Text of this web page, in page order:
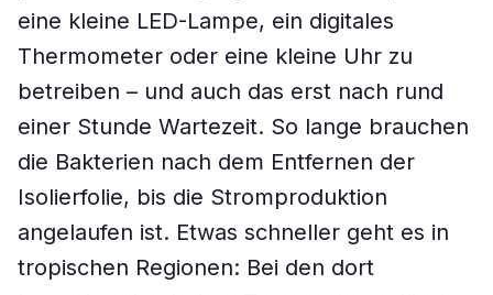
eine kleine LED-Lampe, ein digitales
Thermometer oder eine kleine Uhr zu
betreiben – und auch das erst nach rund
einer Stunde Wartezeit. So lange brauchen
die Bakterien nach dem Entfernen der
Isolierfolie, bis die Stromproduktion
angelaufen ist. Etwas schneller geht es in
tropischen Regionen: Bei den dort